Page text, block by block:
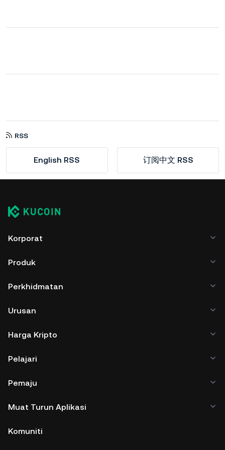
RSS
English RSS 订阅中文 RSS
Korporat
Produk
Perkhidmatan
Urusan
Harga Kripto
Pelajari
Pemaju
Muat Turun Aplikasi
Komuniti